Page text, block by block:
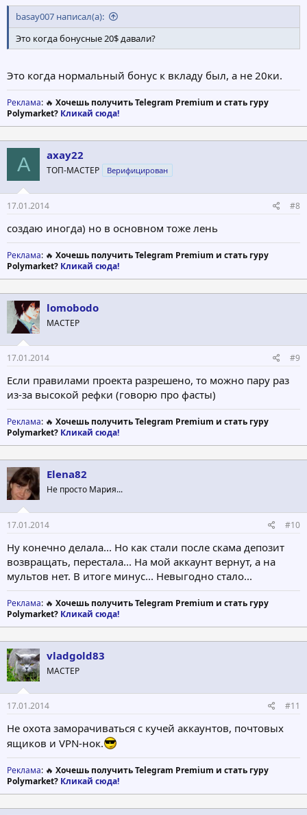
basay007 написал(а):
Это когда бонусные 20$ давали?
Это когда нормальный бонус к вкладу был, а не 20ки.
Реклама: 🔥 Хочешь получить Telegram Premium и стать гуру
Polymarket? Кликай сюда!
A axay22
ТОП-МАСТЕР Верифицирован
17.01.2014 #8
создаю иногда) но в основном тоже лень
Реклама: 🔥 Хочешь получить Telegram Premium и стать гуру
Polymarket? Кликай сюда!
lomobodo
МАСТЕР
17.01.2014 #9
Если правилами проекта разрешено, то можно пару раз
из-за высокой рефки (говорю про фасты)
Реклама: 🔥 Хочешь получить Telegram Premium и стать гуру
Polymarket? Кликай сюда!
Elena82
Не просто Мария...
17.01.2014 #10
Ну конечно делала... Но как стали после скама депозит
возвращать, перестала... На мой аккаунт вернут, а на
мультов нет. В итоге минус... Невыгодно стало...
Реклама: 🔥 Хочешь получить Telegram Premium и стать гуру
Polymarket? Кликай сюда!
vladgold83
МАСТЕР
17.01.2014 #11
Не охота заморачиваться с кучей аккаунтов, почтовых
ящиков и VPN-нок.
Реклама: 🔥 Хочешь получить Telegram Premium и стать гуру
Polymarket? Кликай сюда!